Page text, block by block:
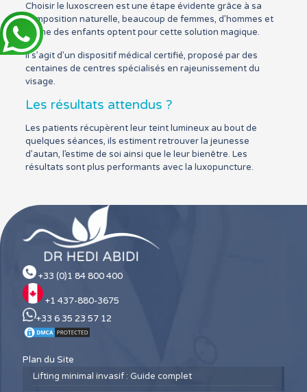
Choisir le luxoscreen est une étape évidente grâce à sa
composition naturelle, beaucoup de femmes, d’hommes et
même des enfants optent pour cette solution magique.
Il s’agit d’un dispositif médical certifié, proposé par des
centaines de centres spécialisés en rajeunissement du
visage.
Les résultats attendus ?
Les patients récupèrent leur teint lumineux au bout de
quelques séances, ils estiment retrouver la jeunesse
d’autan, l’estime de soi ainsi que le leur bienêtre. Les
résultats sont plus performants avec la luxopuncture.
+33 (0)1 84 800 400
+1 437-880-3675
+33 6 35 23 57 12
Plan du Site
Lifting minimal invasif : Guide complet